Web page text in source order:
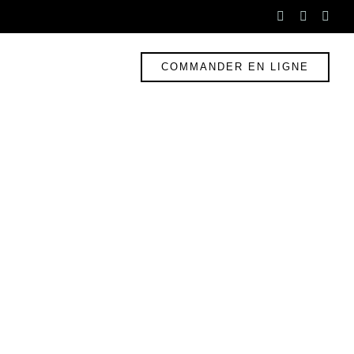
instagram
COMMANDER EN LIGNE